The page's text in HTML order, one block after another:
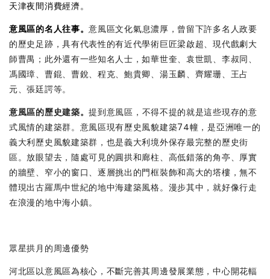
天津夜間消費經濟。
意風區的名人往事。意風區文化氣息濃厚，曾留下許多名人政要
的歷史足跡，具有代表性的有近代學術巨匠梁啟超、現代戲劇大
師曹禺；此外還有一些知名人士，如華世奎、袁世凱、李叔同、
馮國璋、曹錕、曹銳、程克、鮑貴卿、湯玉麟、齊耀珊、王占
元、張廷諤等。
意風區的歷史建築。提到意風區，不得不提的就是這些現存的意
式風情的建築群。意風區現有歷史風貌建築74幢，是亞洲唯一的
義大利歷史風貌建築群，也是義大利境外保存最完整的歷史街
區。放眼望去，隨處可見的圓拱和廊柱、高低錯落的角亭、厚實
的牆壁、窄小的窗口、逐層挑出的門框裝飾和高大的塔樓，無不
體現出古羅馬中世紀的地中海建築風格。漫步其中，就好像行走
在浪漫的地中海小鎮。
眾星拱月的周邊優勢
河北區以意風區為核心，不斷完善其周邊發展業態，中心開花輻